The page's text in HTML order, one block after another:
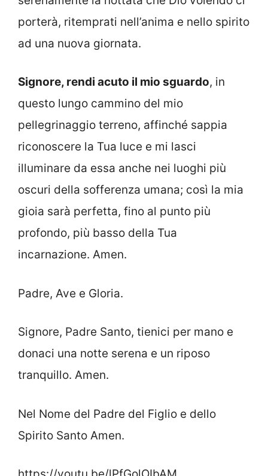
porterà, ritemprati nell’anima e nello spirito
ad una nuova giornata.
Signore, rendi acuto il mio sguardo, in
questo lungo cammino del mio
pellegrinaggio terreno, affinché sappia
riconoscere la Tua luce e mi lasci
illuminare da essa anche nei luoghi più
oscuri della sofferenza umana; così la mia
gioia sarà perfetta, fino al punto più
profondo, più basso della Tua
incarnazione. Amen.
Padre, Ave e Gloria.
Signore, Padre Santo, tienici per mano e
donaci una notte serena e un riposo
tranquillo. Amen.
Nel Nome del Padre del Figlio e dello
Spirito Santo Amen.